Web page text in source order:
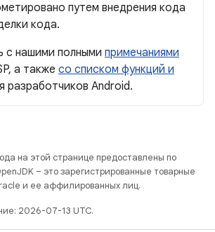
путем внедрения кода
кода.
с нашими полными примечаниями
а также со списком функций и
разработчиков Android.
на этой странице предоставлены по
– это зарегистрированные товарные
и ее аффилированных лиц.
2026-07-13 UTC.